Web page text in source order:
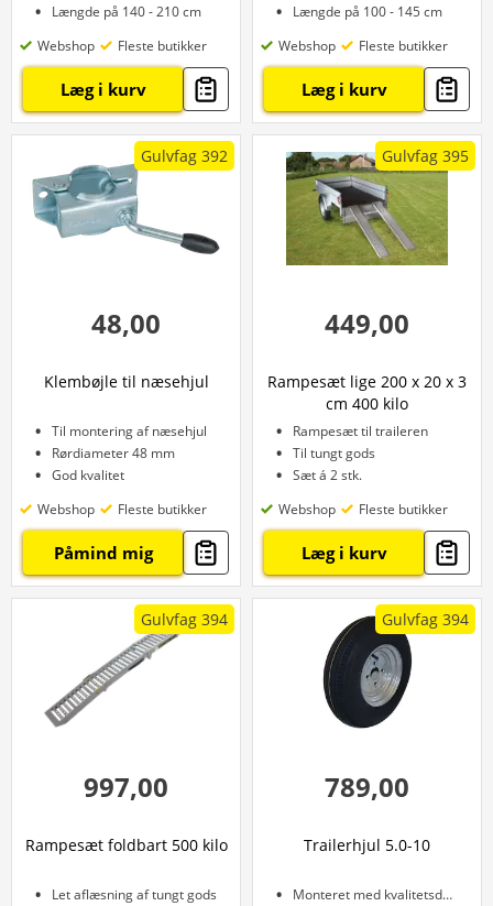
Længde på 140 - 210 cm
Webshop
Fleste butikker
Læg i kurv
Længde på 100 - 145 cm
Webshop
Fleste butikker
Læg i kurv
Gulvfag 392
48,00
Klembøjle til næsehjul
Til montering af næsehjul
Rørdiameter 48 mm
God kvalitet
Webshop
Fleste butikker
Påmind mig
Gulvfag 395
449,00
Rampesæt lige 200 x 20 x 3
cm 400 kilo
Rampesæt til traileren
Til tungt gods
Sæt á 2 stk.
Webshop
Fleste butikker
Læg i kurv
Gulvfag 394
997,00
Rampesæt foldbart 500 kilo
Let aflæsning af tungt gods
Gulvfag 394
789,00
Trailerhjul 5.0-10
Monteret med kvalitetsdæk